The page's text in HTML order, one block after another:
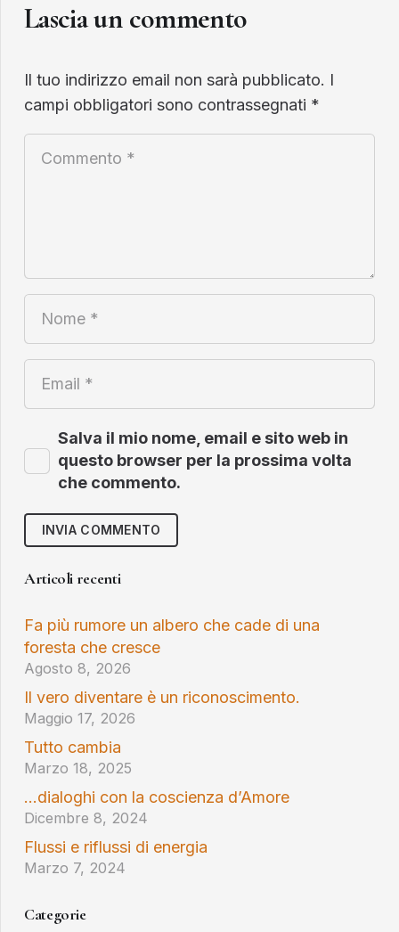
Lascia un commento
Il tuo indirizzo email non sarà pubblicato. I
campi obbligatori sono contrassegnati *
Salva il mio nome, email e sito web in
questo browser per la prossima volta
che commento.
INVIA COMMENTO
Articoli recenti
Fa più rumore un albero che cade di una
foresta che cresce
Agosto 8, 2026
Il vero diventare è un riconoscimento.
Maggio 17, 2026
Tutto cambia
Marzo 18, 2025
…dialoghi con la coscienza d’Amore
Dicembre 8, 2024
Flussi e riflussi di energia
Marzo 7, 2024
Categorie